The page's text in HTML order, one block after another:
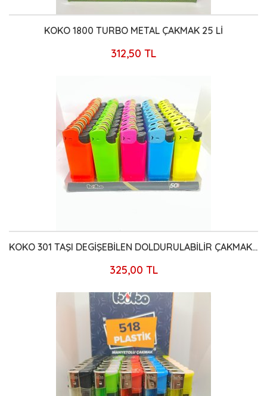
KOKO 1800 TURBO METAL ÇAKMAK 25 Lİ
312,50 TL
KOKO 301 TAŞI DEGİŞEBİLEN DOLDURULABİLİR ÇAKMAK 50 Lİ
325,00 TL